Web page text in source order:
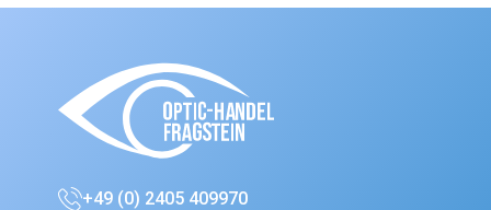
+49 (0) 2405 409970